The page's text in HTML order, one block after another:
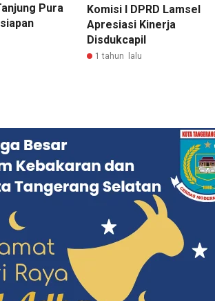
Pura
Komisi I DPRD Lamsel
Apresiasi Kinerja
Disdukcapil
1 tahun lalu